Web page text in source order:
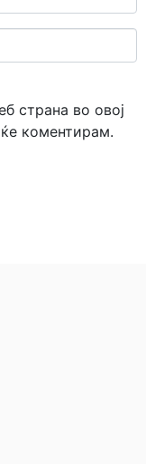
страна во овој
коментирам.